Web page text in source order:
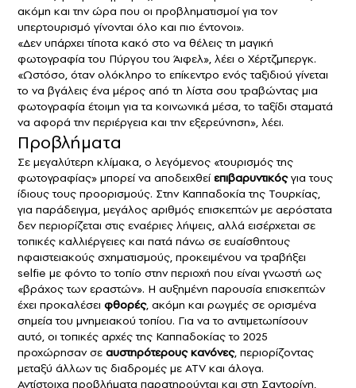
ακόμη και την ώρα που οι προβληματισμοί για τον
υπερτουρισμό γίνονται όλο και πιο έντονοι».
«Δεν υπάρχει τίποτα κακό στο να θέλεις τη μαγική
φωτογραφία του Πύργου του Άιφελ», λέει ο Χέρτζμπεργκ.
«Ωστόσο, όταν ολόκληρο το επίκεντρο ενός ταξιδιού γίνεται
το να βγάλεις ένα μέρος από τη λίστα σου τραβώντας μια
φωτογραφία έτοιμη για τα κοινωνικά μέσα, το ταξίδι σταματά
να αφορά την περιέργεια και την εξερεύνηση», λέει.
Προβλήματα
Σε μεγαλύτερη κλίμακα, ο λεγόμενος «τουρισμός της
φωτογραφίας» μπορεί να αποδειχθείεπιβαρυντικόςγια τους
ίδιους τους προορισμούς. Στην Καππαδοκία της Τουρκίας,
για παράδειγμα, μεγάλος αριθμός επισκεπτών με αερόστατα
δεν περιορίζεται στις εναέριες λήψεις, αλλά εισέρχεται σε
τοπικές καλλιέργειες και πατά πάνω σε ευαίσθητους
ηφαιστειακούς σχηματισμούς, προκειμένου να τραβήξει
selfie με φόντο το τοπίο στην περιοχή που είναι γνωστή ως
«βράχος των εραστών». Η αυξημένη παρουσία επισκεπτών
έχει προκαλέσει φθορές, ακόμη και ρωγμές σε ορισμένα
σημεία του μνημειακού τοπίου. Για να το αντιμετωπίσουν
αυτό, οι τοπικές αρχές της Καππαδοκίας το 2025
προχώρησαν σε αυστηρότερους κανόνες, περιορίζοντας
μεταξύ άλλων τις διαδρομές με ATV και άλογα.
Αντίστοιχα προβλήματα παρατηρούνται και στη Σαντορίνη,